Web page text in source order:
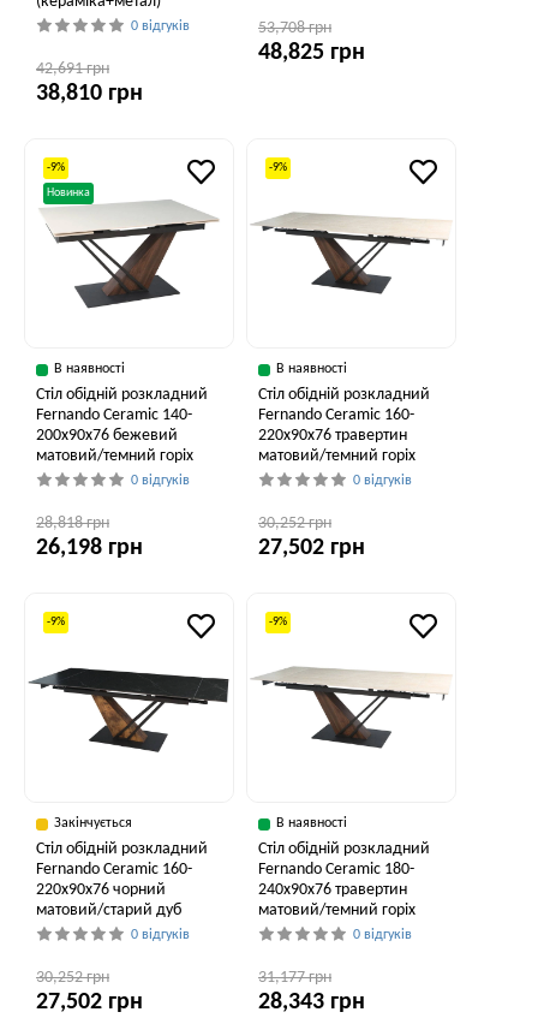
0 відгуків
42,691 грн
38,810 грн
53,708 грн
48,825 грн
-9%
Новинка
В наявності
Стіл обідній розкладний
Fernando Ceramic 140-
200x90x76 бежевий
матовий/темний горіх
0 відгуків
28,818 грн
26,198 грн
-9%
В наявності
Стіл обідній розкладний
Fernando Ceramic 160-
220x90x76 травертин
матовий/темний горіх
0 відгуків
30,252 грн
27,502 грн
-9%
Закінчується
Стіл обідній розкладний
Fernando Ceramic 160-
220x90x76 чорний
матовий/старий дуб
0 відгуків
30,252 грн
27,502 грн
-9%
В наявності
Стіл обідній розкладний
Fernando Ceramic 180-
240x90x76 травертин
матовий/темний горіх
0 відгуків
31,177 грн
28,343 грн